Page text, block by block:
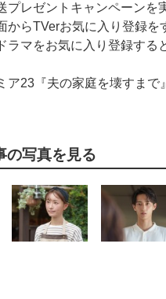
プレゼントキャンペーンを
からTVerお気に入り登録
ラマをお気に入り登録する
23『夫の家庭を壊すまで
の写真を見る